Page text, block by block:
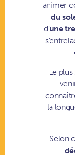
animer
du
d’une
Le
la
Selon